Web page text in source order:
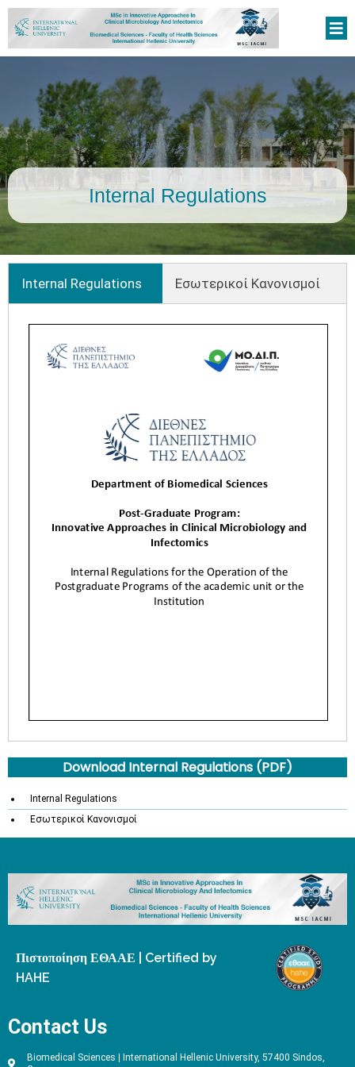
Internal Regulations
Internal Regulations Εσωτερικοί Κανονισμοί
Download Internal Regulations (PDF)
Internal Regulations
Εσωτερικοί Κανονισμοί
Πιστοποίηση ΕΘΑΑΕ | Certified by
HAHE
Contact Us
Biomedical Sciences | International Hellenic University, 57400 Sindos,